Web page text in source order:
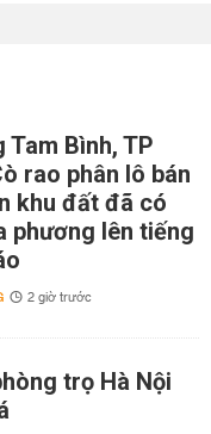
Tam Bình, TP
rao phân lô bán
khu đất đã có
phương lên tiếng
2 giờ trước
trọ Hà Nội